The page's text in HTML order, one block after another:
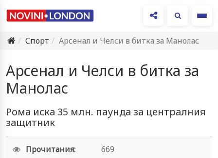
Спорт
Арсенал и Челси в битка за Манолас
Арсенал и Челси в битка за
Манолас
Рома иска 35 млн. паунда за централния
защитник
Прочитания:
669